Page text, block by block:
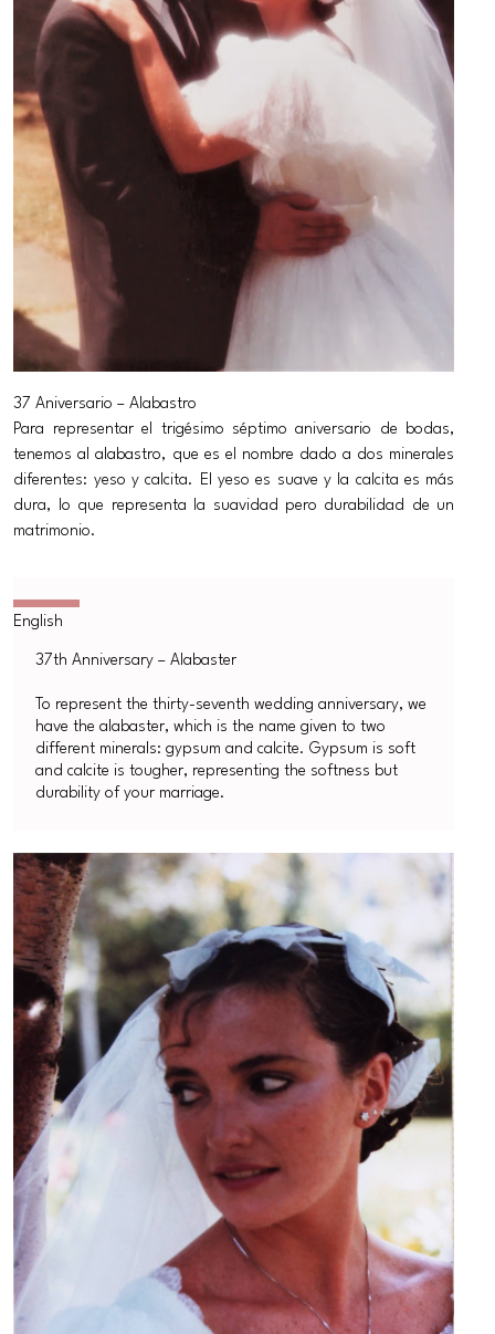
37 Aniversario – Alabastro
Para representar el trigésimo séptimo aniversario de bodas,
tenemos al alabastro, que es el nombre dado a dos minerales
diferentes: yeso y calcita. El yeso es suave y la calcita es más
dura, lo que representa la suavidad pero durabilidad de un
matrimonio.
37th Anniversary – Alabaster
To represent the thirty-seventh wedding anniversary, we
have the alabaster, which is the name given to two
different minerals: gypsum and calcite. Gypsum is soft
and calcite is tougher, representing the softness but
durability of your marriage.